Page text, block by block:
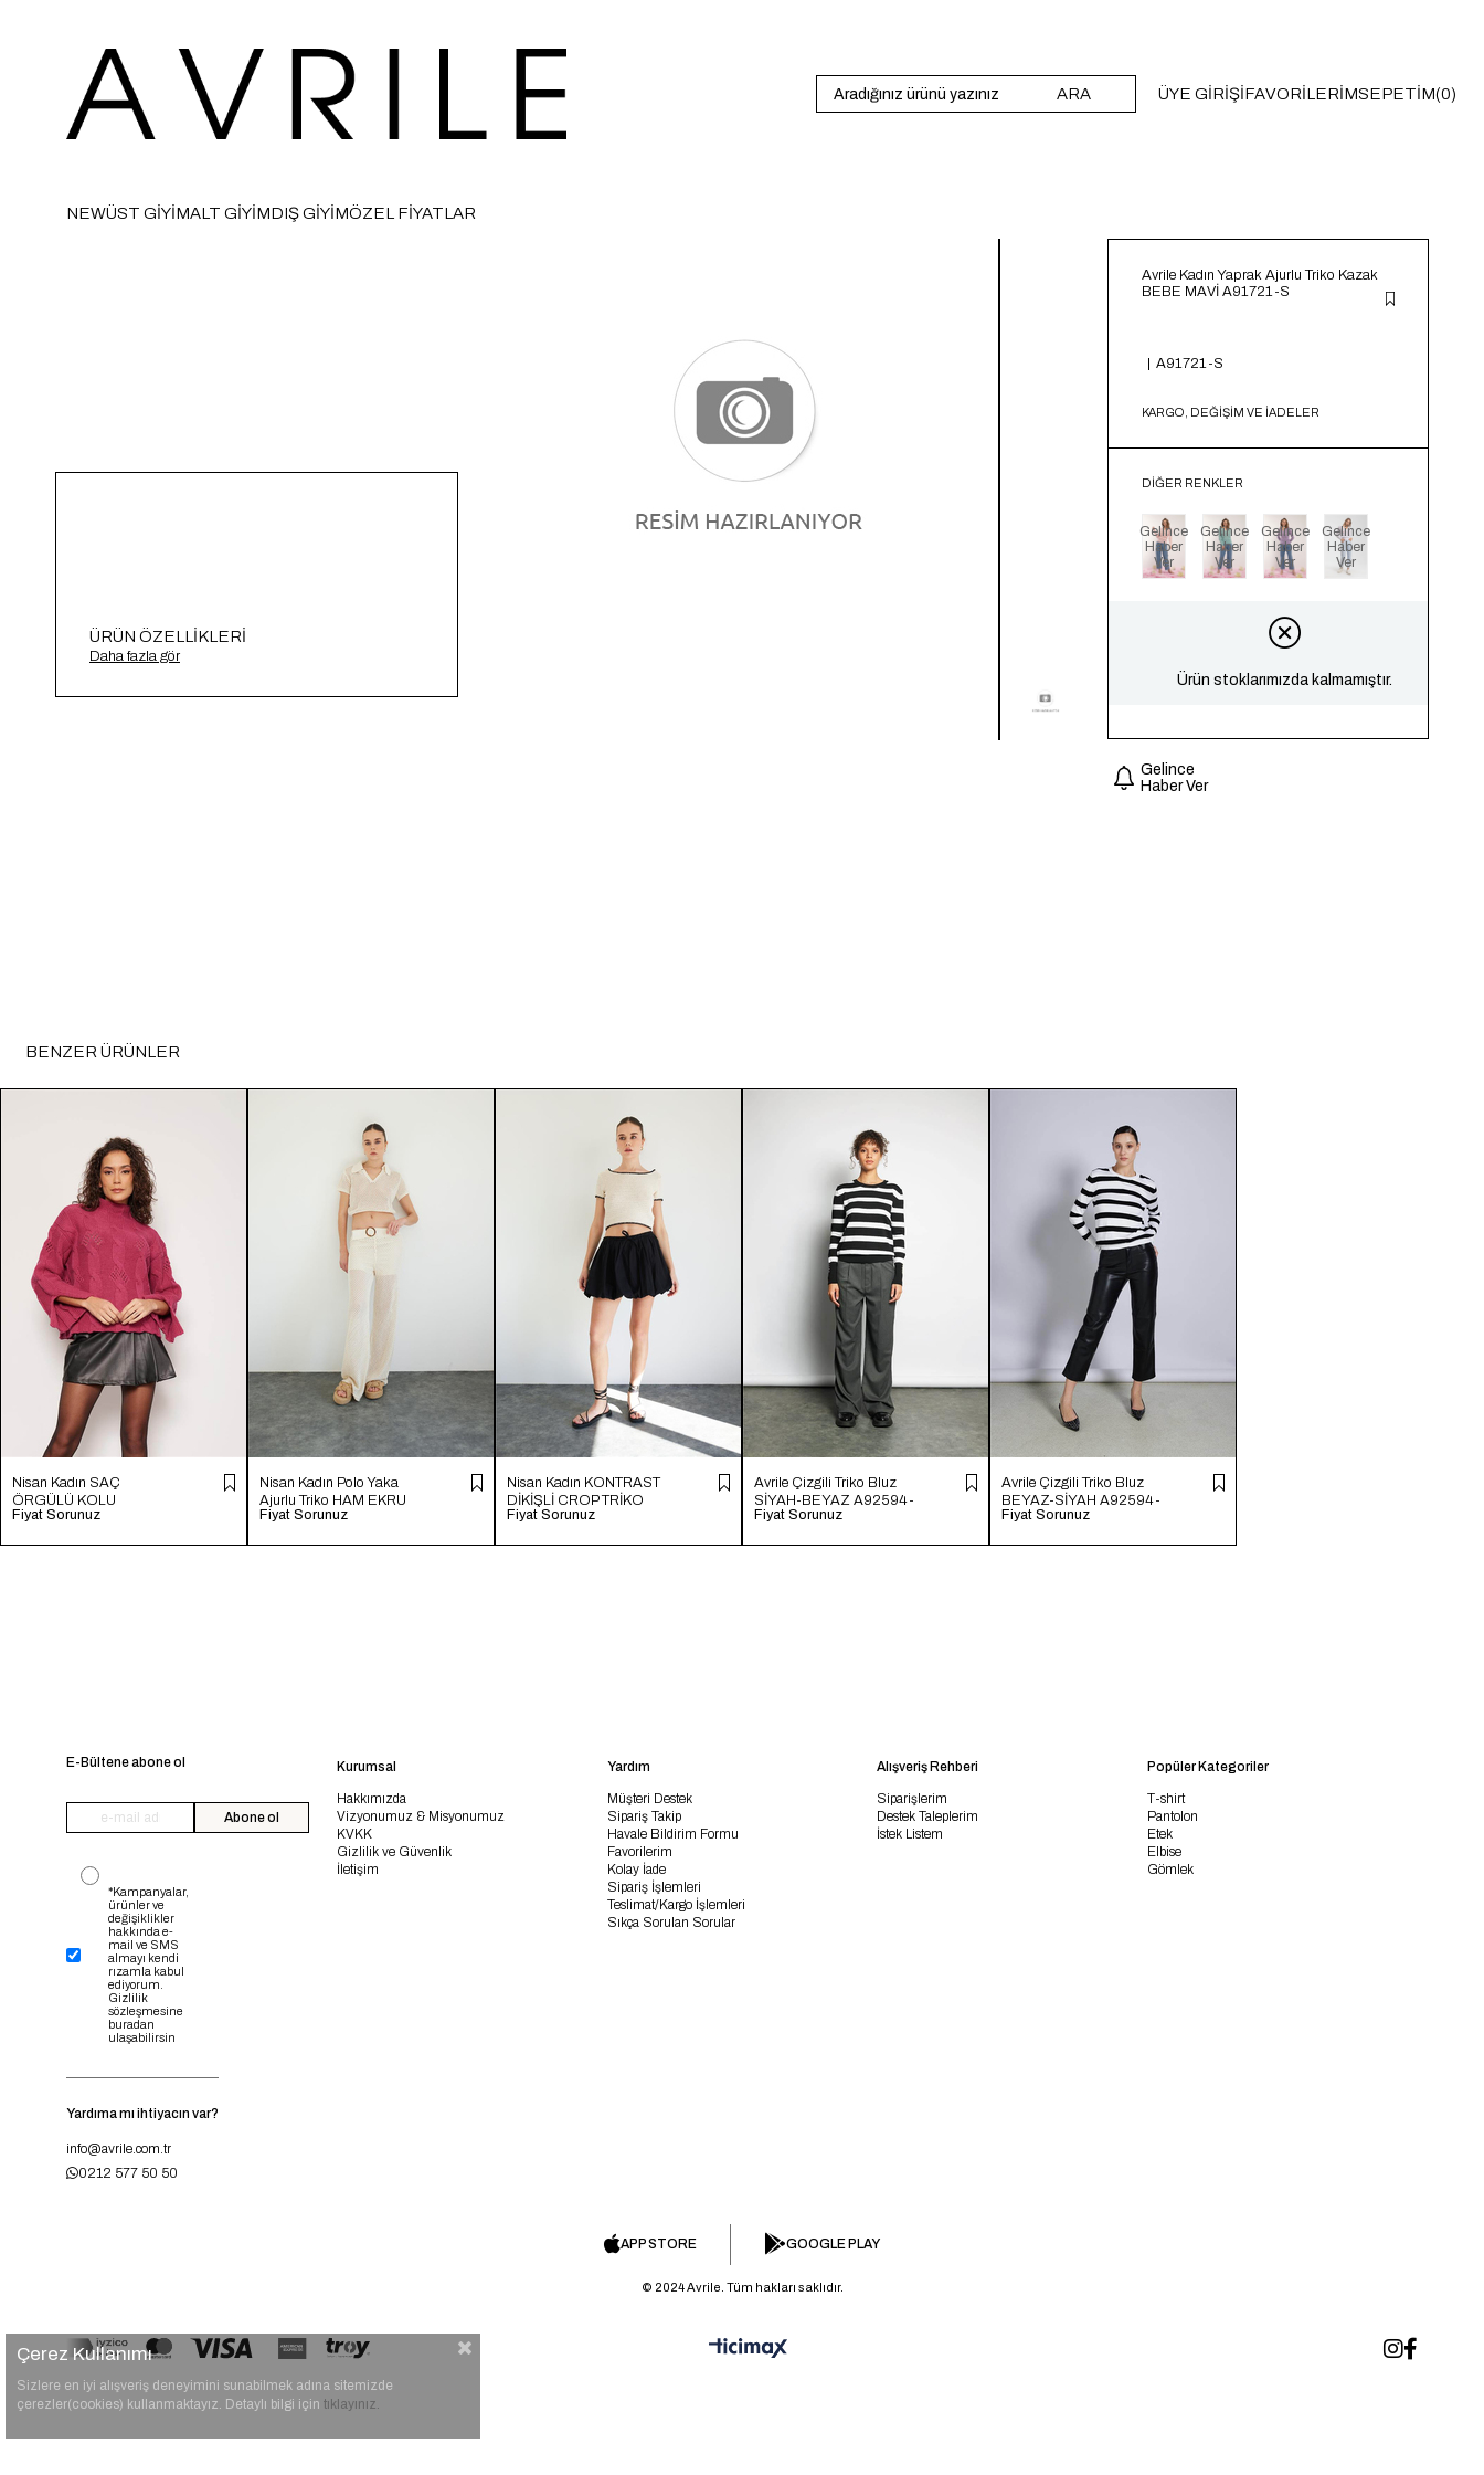
ARA ÜYE GIRIŞIFAVORILERIMSEPETIM 0
NEWÜST GİYİMALT GİYİMDIŞ GİYİMÖZEL FİYATLAR
ÜRÜN ÖZELLIKLERI
Yaprak Ajurlu Triko Kazak A91721-S
Daha fazla gör
Avrile Kadın Yaprak Ajurlu Triko Kazak
BEBE MAVİ A91721-S
A91721-S
KARGO, DEĞİŞİM VE İADELER
DIĞER RENKLER
Gelince
Haber
Ver
Gelince
Haber
Ver
Gelince
Haber
Ver
Gelince
Haber
Ver
Ürün stoklarımızda kalmamıştır.
Gelince
Haber Ver
BENZER ÜRÜNLER
Nisan Kadın SAÇ
ÖRGÜLÜ KOLU
YIRTMAÇLI TRİKO
Fiyat Sorunuz
Nisan Kadın Polo Yaka
Ajurlu Triko HAM EKRU
TT4246-Z
Fiyat Sorunuz
Nisan Kadın KONTRAST
DİKİŞLİ CROP TRİKO
HAM EKRU TT4231-Z
Fiyat Sorunuz
Avrile Çizgili Triko Bluz
SİYAH-BEYAZ A92594-
S
Fiyat Sorunuz
Avrile Çizgili Triko Bluz
BEYAZ-SİYAH A92594-
S
Fiyat Sorunuz
E-Bültene abone ol
Abone ol
*Kampanyalar,
ürünler ve
değişiklikler
hakkında e-
mail ve SMS
almayı kendi
rızamla kabul
ediyorum.
Gizlilik
sözleşmesine
buradan
ulaşabilirsin
Yardıma mı ihtiyacın var?
info@avrile.com.tr
0212 577 50 50
Kurumsal
Hakkımızda
Vizyonumuz & Misyonumuz
KVKK
Gizlilik ve Güvenlik
İletişim
Yardım
Müşteri Destek
Sipariş Takip
Havale Bildirim Formu
Favorilerim
Kolay İade
Sipariş İşlemleri
Teslimat/Kargo İşlemleri
Sıkça Sorulan Sorular
Alışveriş Rehberi
Siparişlerim
Destek Taleplerim
İstek Listem
Popüler Kategoriler
T-shirt
Pantolon
Etek
Elbise
Gömlek
APP STORE GOOGLE PLAY
© 2024 Avrile. Tüm hakları saklıdır.
Çerez Kullanımı
Sizlere en iyi alışveriş deneyimini sunabilmek adına sitemizde
çerezler(cookies) kullanmaktayız. Detaylı bilgi için tıklayınız.